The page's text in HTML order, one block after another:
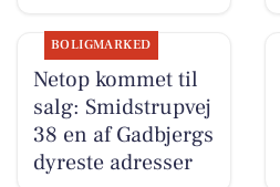
BOLIGMARKED
Netop kommet til
salg: Smidstrupvej
38 en af Gadbjergs
dyreste adresser